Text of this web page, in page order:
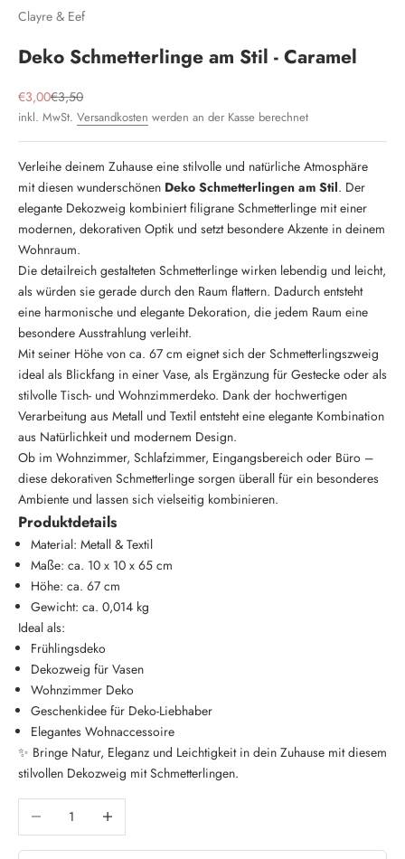
Clayre & Eef
Deko Schmetterlinge am Stil - Caramel
Angebot
€3,00Regulärer Preis
€3,50
inkl. MwSt. Versandkosten werden an der Kasse berechnet
Verleihe deinem Zuhause eine stilvolle und natürliche Atmosphäre
mit diesen wunderschönen Deko Schmetterlingen am Stil. Der
elegante Dekozweig kombiniert filigrane Schmetterlinge mit einer
modernen, dekorativen Optik und setzt besondere Akzente in deinem
Wohnraum.
Die detailreich gestalteten Schmetterlinge wirken lebendig und leicht,
als würden sie gerade durch den Raum flattern. Dadurch entsteht
eine harmonische und elegante Dekoration, die jedem Raum eine
besondere Ausstrahlung verleiht.
Mit seiner Höhe von ca. 67 cm eignet sich der Schmetterlingszweig
ideal als Blickfang in einer Vase, als Ergänzung für Gestecke oder als
stilvolle Tisch- und Wohnzimmerdeko. Dank der hochwertigen
Verarbeitung aus Metall und Textil entsteht eine elegante Kombination
aus Natürlichkeit und modernem Design.
Ob im Wohnzimmer, Schlafzimmer, Eingangsbereich oder Büro –
diese dekorativen Schmetterlinge sorgen überall für ein besonderes
Ambiente und lassen sich vielseitig kombinieren.
Produktdetails
Material: Metall & Textil
Maße: ca. 10 x 10 x 65 cm
Höhe: ca. 67 cm
Gewicht: ca. 0,014 kg
Ideal als:
Frühlingsdeko
Dekozweig für Vasen
Wohnzimmer Deko
Geschenkidee für Deko-Liebhaber
Elegantes Wohnaccessoire
✨ Bringe Natur, Eleganz und Leichtigkeit in dein Zuhause mit diesem
stilvollen Dekozweig mit Schmetterlingen.
Anzahl verringernAnzahl erhöhen